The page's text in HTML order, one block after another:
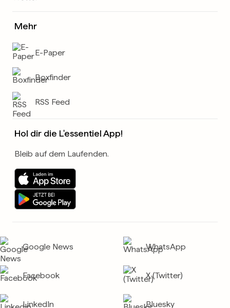
Mehr
E-Paper
Boxfinder
RSS Feed
Hol dir die L'essentiel App!
Bleib auf dem Laufenden.
Google News WhatsApp
Facebook X (Twitter)
LinkedIn Bluesky